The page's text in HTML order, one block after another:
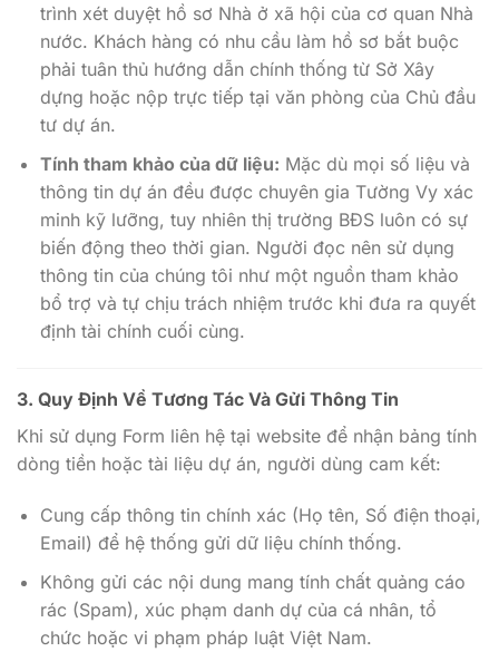
trình xét duyệt hồ sơ Nhà ở xã hội của cơ quan Nhà
nước. Khách hàng có nhu cầu làm hồ sơ bắt buộc
phải tuân thủ hướng dẫn chính thống từ Sở Xây
dựng hoặc nộp trực tiếp tại văn phòng của Chủ đầu
tư dự án.
Tính tham khảo của dữ liệu: Mặc dù mọi số liệu và
thông tin dự án đều được chuyên gia Tường Vy xác
minh kỹ lưỡng, tuy nhiên thị trường BĐS luôn có sự
biến động theo thời gian. Người đọc nên sử dụng
thông tin của chúng tôi như một nguồn tham khảo
bổ trợ và tự chịu trách nhiệm trước khi đưa ra quyết
định tài chính cuối cùng.
3. Quy Định Về Tương Tác Và Gửi Thông Tin
Khi sử dụng Form liên hệ tại website để nhận bảng tính
dòng tiền hoặc tài liệu dự án, người dùng cam kết:
Cung cấp thông tin chính xác (Họ tên, Số điện thoại,
Email) để hệ thống gửi dữ liệu chính thống.
Không gửi các nội dung mang tính chất quảng cáo
rác (Spam), xúc phạm danh dự của cá nhân, tổ
chức hoặc vi phạm pháp luật Việt Nam.